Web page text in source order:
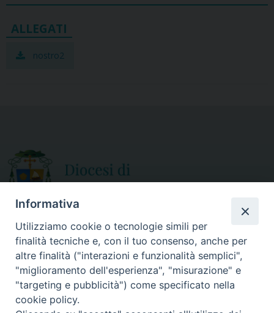
c
e
b
i
t
t
e
a
i
l
a
nostro2
CURIA DIOCESANA
Via Episcopio, 15
89852 MILETO (VV)
Telefono: 0963.338 080
em@il:
curia@diocesimileto.it
ORARIO APERTURA
Mercoledì e Sabato
dalle 10.00 alle 12.30
Informativa
Utilizziamo cookie o tecnologie simili per
finalità tecniche e, con il tuo consenso, anche per
altre finalità ("interazioni e funzionalità semplici",
"miglioramento dell'esperienza", "misurazione" e
"targeting e pubblicità") come specificato nella
cookie policy.